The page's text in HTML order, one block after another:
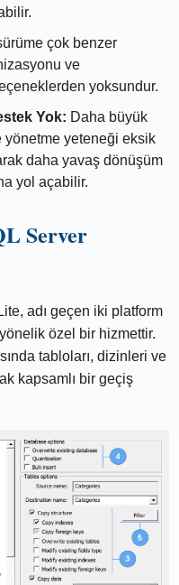
çok benzer
ve
yoksundur.
Yok: Daha büyük
yönetme yeteneği eksik
daha yavaş dönüşüm
yol açabilir.
Server
adı geçen iki platform
özel bir hizmettir.
tabloları, dizinleri ve
kapsamlı bir geçiş